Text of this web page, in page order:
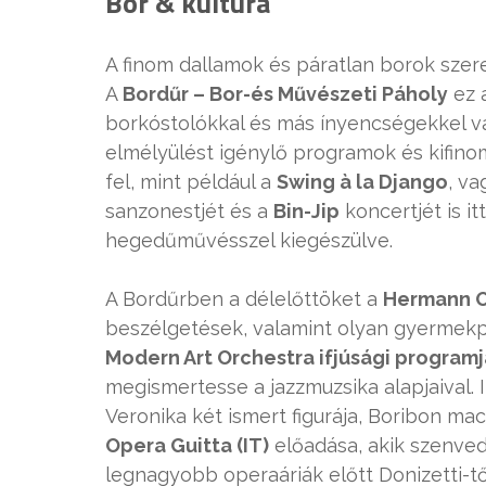
A finom dallamok és páratlan borok
A Bordűr – Bor-és Művészeti Páholy ez
borkóstolókkal és más ínyencségekkel
elmélyülést igénylő programok és
fel, mint például a Swing à la Django,
sanzonestjét és a Bin-Jip koncertjét is
hegedűművésszel kiegészülve.
A Bordűrben a délelőttöket a Hermann
beszélgetések, valamint olyan
Modern Art Orchestra ifjúsági
megismertesse a jazzmuzsika
Veronika két ismert figurája, Boribon
Opera Guitta (IT) előadása, akik
legnagyobb operaáriák előtt Donizetti-